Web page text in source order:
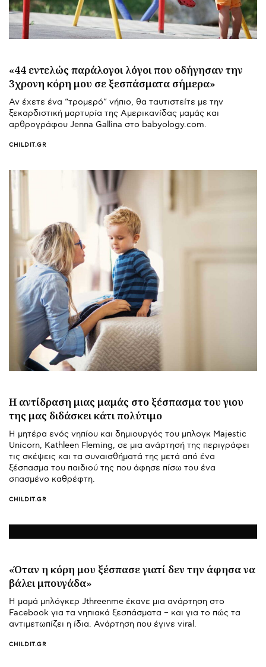
«44 εντελώς παράλογοι λόγοι που οδήγησαν την
3χρονη κόρη μου σε ξεσπάσματα σήμερα»
Αν έχετε ένα “τρομερό” νήπιο, θα ταυτιστείτε με την
ξεκαρδιστική μαρτυρία της Αμερικανίδας μαμάς και
αρθρογράφου Jenna Gallina στο babyology.com.
CHILDIT.GR
Η αντίδραση μιας μαμάς στο ξέσπασμα του γιου
της μας διδάσκει κάτι πολύτιμο
Η μητέρα ενός νηπίου και δημιουργός του μπλογκ Majestic
Unicorn, Kathleen Fleming, σε μια ανάρτησή της περιγράφει
τις σκέψεις και τα συναισθήματά της μετά από ένα
ξέσπασμα του παιδιού της που άφησε πίσω του ένα
σπασμένο καθρέφτη.
CHILDIT.GR
«Όταν η κόρη μου ξέσπασε γιατί δεν την άφησα να
βάλει μπουγάδα»
Η μαμά μπλόγκερ Jthreenme έκανε μια ανάρτηση στο
Facebook για τα νηπιακά ξεσπάσματα – και για το πώς τα
αντιμετωπίζει η ίδια. Ανάρτηση που έγινε viral.
CHILDIT.GR